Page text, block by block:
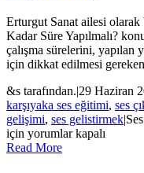
Erturgut Sanat ailesi
Kadar Süre Yapılmalı?
çalışma sürelerini, yapılan
için dikkat edilmesi
&s tarafından.|29 Haziran
karşıyaka ses eğitimi, ses
gelişimi, ses gelistirmek|
için yorumlar kapalı
Read More